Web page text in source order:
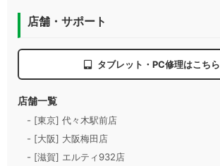
店舗・サポート
タブレット・PC修理はこちら
店舗一覧
- [東京] 代々木駅前店
- [大阪] 大阪梅田店
- [滋賀] エルティ932店